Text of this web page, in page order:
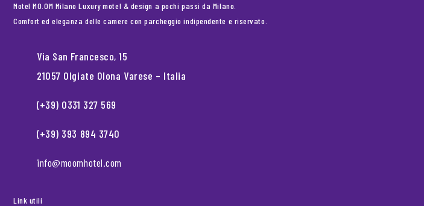
Motel MO.OM Milano Luxury motel & design a pochi passi da Milano.
Comfort ed eleganza delle camere con parcheggio indipendente e riservato.
Via San Francesco, 15
21057 Olgiate Olona Varese – Italia
(+39) 0331 327 569
(+39) 393 894 3740
info@moomhotel.com
Link utili